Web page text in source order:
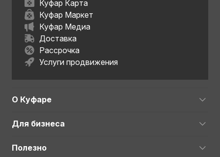
Куфар Карта
Куфар Маркет
Куфар Медиа
Доставка
Рассрочка
Услуги продвижения
О Куфаре
Для бизнеса
Полезно